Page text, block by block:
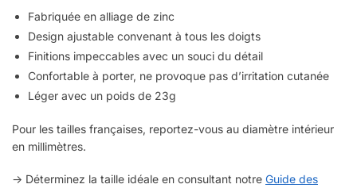
Fabriquée en alliage de zinc
Design ajustable convenant à tous les doigts
Finitions impeccables avec un souci du détail
Confortable à porter, ne provoque pas d’irritation cutanée
Léger avec un poids de 23g
Pour les tailles françaises, reportez-vous au diamètre intérieur
en millimètres.
-> Déterminez la taille idéale en consultant notre Guide des